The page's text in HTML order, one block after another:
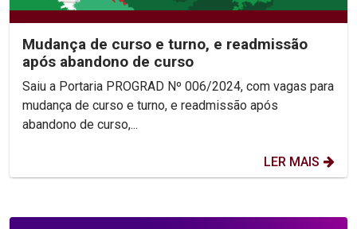
Mudança de curso e turno, e readmissão
após abandono de curso
Saiu a Portaria PROGRAD Nº 006/2024, com vagas para
mudança de curso e turno, e readmissão após
abandono de curso,...
LER MAIS